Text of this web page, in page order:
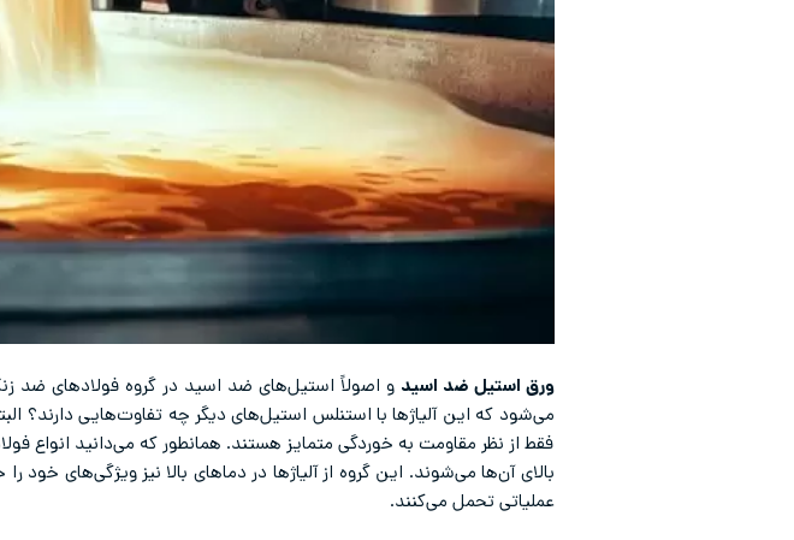
ورق استیل ضد اسید و اصولاً استیل‌های ضد اسید در گروه فولادهای ضد
می‌شود که این آلیاژها با استنلس استیل‌های دیگر چه تفاوت‌هایی دارند؟
فقط از نظر مقاومت به خوردگی متمایز هستند. همانطور که می‌دانید انواع
عملیاتی تحمل می‌کنند.